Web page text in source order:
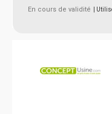
En cours de validité |